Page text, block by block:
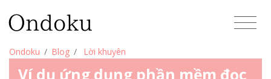
Ondoku Blog Lời khuyên
Ví dụ ứng dụng phần mềm đọc